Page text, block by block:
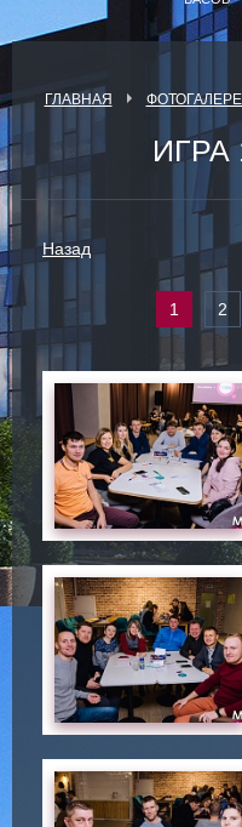
ГЛАВНАЯ
ИГРА
Назад
1 2